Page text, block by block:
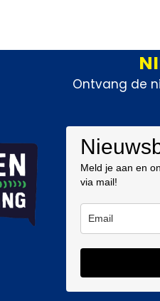
Ontvang de
Meld je aan en
via mail!